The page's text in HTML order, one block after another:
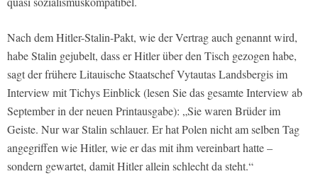
Nach dem Hitler-Stalin-Pakt, wie der Vertrag auch genannt wird,
habe Stalin gejubelt, dass er Hitler über den Tisch gezogen habe,
sagt der frühere Litauische Staatschef Vytautas Landsbergis im
Interview mit Tichys Einblick (lesen Sie das gesamte Interview ab
September in der neuen Printausgabe): „Sie waren Brüder im
Geiste. Nur war Stalin schlauer. Er hat Polen nicht am selben Tag
angegriffen wie Hitler, wie er das mit ihm vereinbart hatte –
sondern gewartet, damit Hitler allein schlecht da steht.“